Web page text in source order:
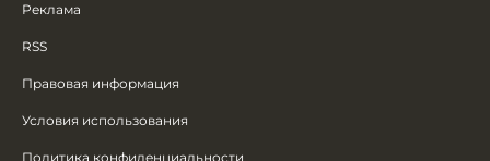
Реклама
RSS
Правовая информация
Условия использования
Политика конфиденциальности